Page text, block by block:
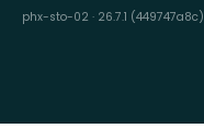
phx-sto-02 · 26.7.1 (449747a8c)